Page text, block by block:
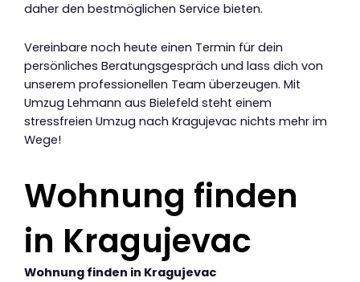
daher den bestmöglichen Service bieten.
Vereinbare noch heute einen Termin für dein
persönliches Beratungsgespräch und lass dich von
unserem professionellen Team überzeugen. Mit
Umzug Lehmann aus Bielefeld steht einem
stressfreien Umzug nach Kragujevac nichts mehr im
Wege!
Wohnung finden
in Kragujevac
Wohnung finden in Kragujevac